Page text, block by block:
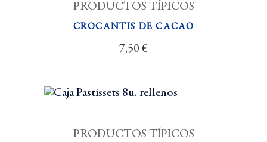
PRODUCTOS TÍPICOS
CROCANTIS DE CACAO
7,50 €
PRODUCTOS TÍPICOS